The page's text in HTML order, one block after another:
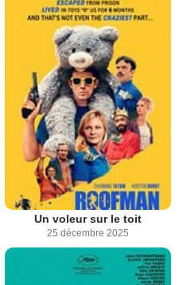
Un voleur sur le toit
25 décembre 2025